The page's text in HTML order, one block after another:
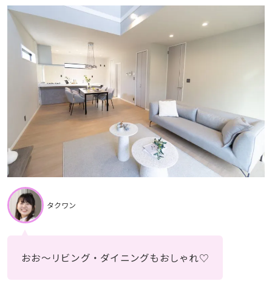
タクワン
おお〜リビング・ダイニングもおしゃれ♡